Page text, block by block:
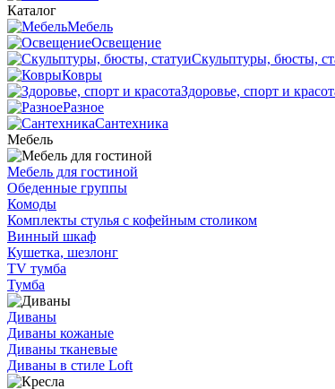
Каталог
Мебель
Освещение
Скульптуры, бюсты,
Ковры
Здоровье, спорт и
Разное
Сантехника
Мебель
Мебель для гостиной
Обеденные группы
Комоды
Комплекты стулья с кофейным столиком
Винный шкаф
Кушетка, шезлонг
TV тумба
Тумба
Диваны
Диваны кожаные
Диваны тканевые
Диваны в стиле Loft